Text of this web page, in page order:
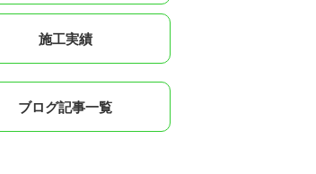
施工実績
ブログ記事一覧